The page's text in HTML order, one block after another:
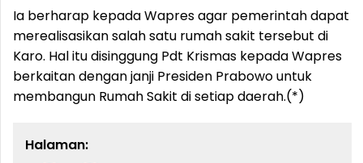
Ia berharap kepada Wapres agar pemerintah dapat
merealisasikan salah satu rumah sakit tersebut di
Karo. Hal itu disinggung Pdt Krismas kepada Wapres
berkaitan dengan janji Presiden Prabowo untuk
membangun Rumah Sakit di setiap daerah.(*)
Halaman: